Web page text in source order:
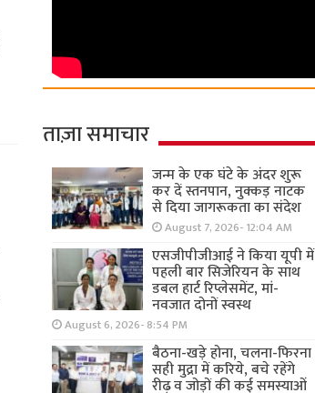
ताज़ा समाचार
जन्म के एक घंटे के अंदर शुरू
कर दें स्तनपान, नुक्कड़ नाटक
से दिया जागरूकता का संदेश
August 7, 2026- 12:04 AM
एसजीपीजीआई ने किया यूपी में
पहली बार सिजेरियन के साथ
डबल हार्ट रिप्लेसमेंट, मां-
नवजात दोनों स्वस्थ
August 6, 2026- 8:54 PM
बैठना-खड़े होना, चलना-फिरना
सही मुद्रा में करिये, बचे रहेंगे
रीढ़ व जोड़ों की कई समस्याओं